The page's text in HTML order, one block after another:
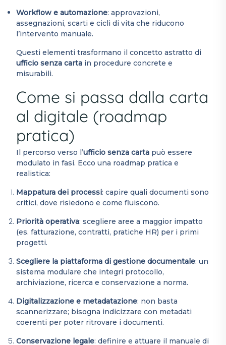
Workflow e automazione: approvazioni,
assegnazioni, scarti e cicli di vita che riducono
l’intervento manuale.
Questi elementi trasformano il concetto astratto di
ufficio senza carta in procedure concrete e
misurabili.
Come si passa dalla carta
al digitale (roadmap
pratica)
Il percorso verso l’ufficio senza carta può essere
modulato in fasi. Ecco una roadmap pratica e
realistica:
Mappatura dei processi: capire quali documenti sono
critici, dove risiedono e come fluiscono.
Priorità operativa: scegliere aree a maggior impatto
(es. fatturazione, contratti, pratiche HR) per i primi
progetti.
Scegliere la piattaforma di gestione documentale: un
sistema modulare che integri protocollo,
archiviazione, ricerca e conservazione a norma.
Digitalizzazione e metadatazione: non basta
scannerizzare; bisogna indicizzare con metadati
coerenti per poter ritrovare i documenti.
Conservazione legale: definire e attuare il manuale di